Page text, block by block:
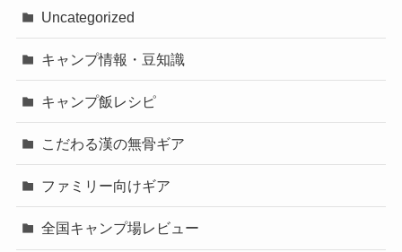
Uncategorized
キャンプ情報・豆知識
キャンプ飯レシピ
こだわる漢の無骨ギア
ファミリー向けギア
全国キャンプ場レビュー